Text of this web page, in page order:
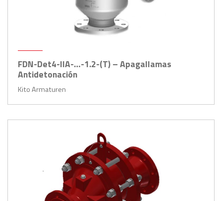
FDN-Det4-IIA-…-1.2-(T) – Apagallamas
Antidetonación
Kito Armaturen